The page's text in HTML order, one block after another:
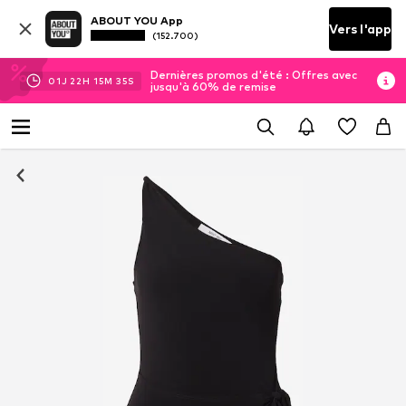
ABOUT YOU App
(152.700) Vers l'app
01J 22H 15M 34S
Dernières promos d'été : Offres avec
jusqu'à 60% de remise